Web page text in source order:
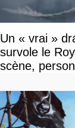
Un « vrai »
survole le
scène,